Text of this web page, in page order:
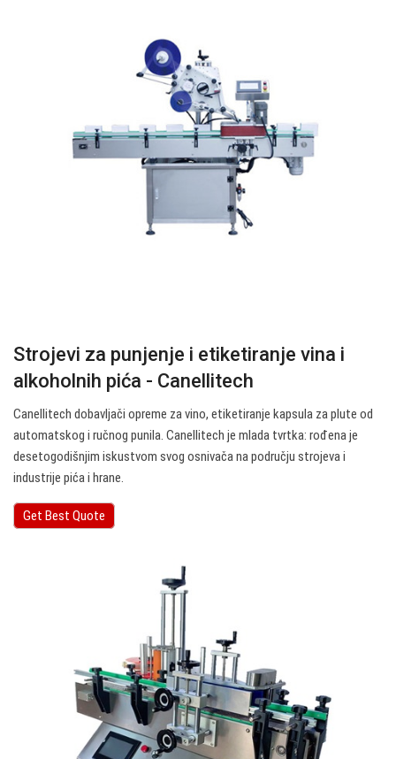
Strojevi za punjenje i etiketiranje vina i
alkoholnih pića - Canellitech
Canellitech dobavljači opreme za vino, etiketiranje kapsula za plute od
automatskog i ručnog punila. Canellitech je mlada tvrtka: rođena je
desetogodišnjim iskustvom svog osnivača na području strojeva i
industrije pića i hrane.
Get Best Quote